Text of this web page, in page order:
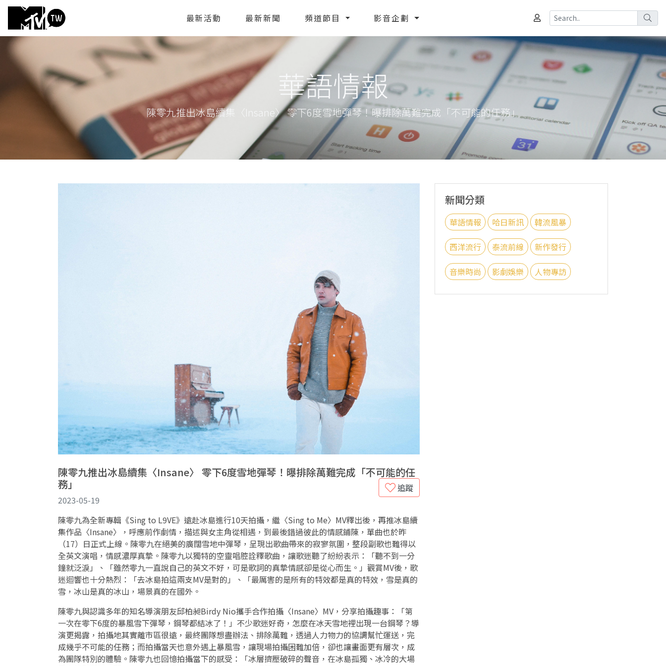
最新活動 最新新聞 頻道節目 影音企劃
華語情報
陳零九推出冰島續集〈Insane〉 零下6度雪地彈琴！曝排除萬難完成「不可能的任務」
陳零九推出冰島續集〈Insane〉 零下6度雪地彈琴！曝排除萬難完成「不可能的任
務」
追蹤
2023-05-19
陳零九為全新專輯《Sing to L9VE》遠赴冰島進行10天拍攝，繼〈Sing to Me〉MV釋出後，再推冰島續
集作品〈Insane〉，呼應前作劇情，描述與女主角從相遇，到最後錯過彼此的情感鋪陳，單曲也於昨
（17）日正式上線。陳零九在絕美的廣闊雪地中彈琴，呈現出歌曲帶來的寂寥氛圍，整段副歌也難得以
全英文演唱，情感濃厚真摯。陳零九以獨特的空靈唱腔詮釋歌曲，讓歌迷聽了紛紛表示：「聽不到一分
鐘就泛淚」、「雖然零九一直說自己的英文不好，可是歌詞的真摯情感卻是從心而生。」觀賞MV後，歌
迷迴響也十分熱烈：「去冰島拍這兩支MV是對的」、「最厲害的是所有的特效都是真的特效，雪是真的
雪，冰山是真的冰山，場景真的在國外。
陳零九與認識多年的知名導演朋友邱柏昶Birdy Nio攜手合作拍攝〈Insane〉MV，分享拍攝趣事：「第
一次在零下6度的暴風雪下彈琴，鋼琴都結冰了！」不少歌迷好奇，怎麼在冰天雪地裡出現一台鋼琴？導
演更揭露，拍攝地其實離市區很遠，最終團隊想盡辦法、排除萬難，透過人力物力的協調幫忙運送，完
成幾乎不可能的任務；而拍攝當天也意外遇上暴風雪，讓現場拍攝困難加倍，卻也讓畫面更有層次，成
為團隊特別的體驗。陳零九也回憶拍攝當下的感受：「冰層擠壓破碎的聲音，在冰島孤獨、冰冷的大場
新聞分類
華語情報 哈日新訊 韓流風暴
西洋流行 泰流前線 新作發行
音樂時尚 影劇娛樂 人物專訪